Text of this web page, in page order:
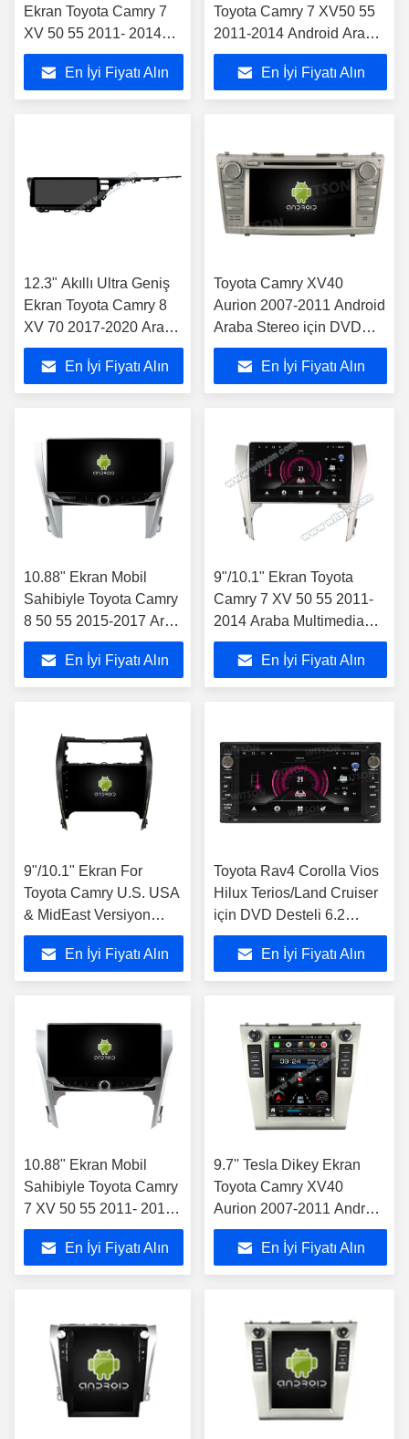
Ekran Toyota Camry 7
XV 50 55 2011- 2014
Araba Stereo Oyuncusu
En İyi Fiyatı Alın
Toyota Camry 7 XV50 55
2011-2014 Android Araba
Oyuncusu
En İyi Fiyatı Alın
12.3" Akıllı Ultra Geniş
Ekran Toyota Camry 8
XV 70 2017-2020 Araba
Stereo Oyuncusu için
En İyi Fiyatı Alın
Toyota Camry XV40
Aurion 2007-2011 Android
Araba Stereo için DVD
Desteli 8 "Ekran OEM Stili
En İyi Fiyatı Alın
10.88" Ekran Mobil
Sahibiyle Toyota Camry
8 50 55 2015-2017 Araç
Multimedia Stereo
En İyi Fiyatı Alın
9"/10.1" Ekran Toyota
Camry 7 XV 50 55 2011-
2014 Araba Multimedia
Stereo
En İyi Fiyatı Alın
9"/10.1" Ekran For
Toyota Camry U.S. USA
& MidEast Versiyon
2012- 2017 Araba
Multimedia Stereo
En İyi Fiyatı Alın
Toyota Rav4 Corolla Vios
Hilux Terios/Land Cruiser
için DVD Desteli 6.2
"Ekran OEM Stili
En İyi Fiyatı Alın
10.88" Ekran Mobil
Sahibiyle Toyota Camry
7 XV 50 55 2011- 2014
Araç Multimedia Stereo
En İyi Fiyatı Alın
9.7'' Tesla Dikey Ekran
Toyota Camry XV40
Aurion 2007-2011 Android
Araba Multimedia
Oyuncusu
((THB/THV1117)
En İyi Fiyatı Alın